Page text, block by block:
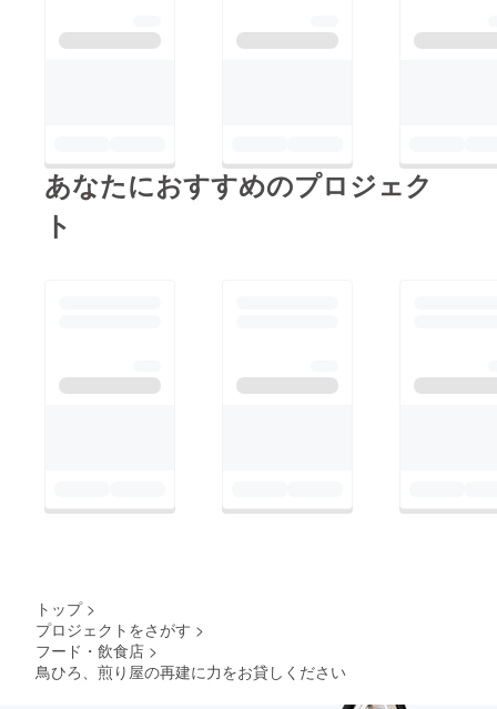
あなたにおすすめのプロジェク
ト
トップ >
プロジェクトをさがす >
フード・飲食店 >
鳥ひろ、煎り屋の再建に力をお貸しください